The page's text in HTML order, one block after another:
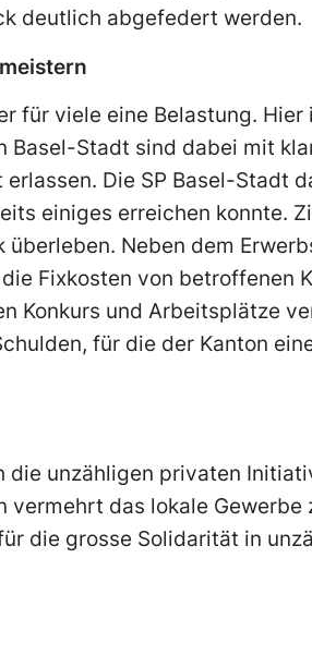
deutlich abgefedert werden.
für viele eine Belastung.
Basel-Stadt sind dabei mit
Die SP Basel-Stadt
einiges erreichen konnte.
Neben dem
Fixkosten von betroffenen
Konkurs und Arbeitsplätze
für die der Kanton
die unzähligen privaten
vermehrt das lokale
die grosse Solidarität in